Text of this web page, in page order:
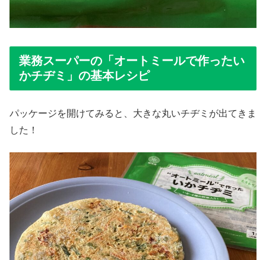
業務スーパーの「オートミールで作ったい
かチヂミ」の基本レシピ
パッケージを開けてみると、大きな丸いチヂミが出てきま
した！